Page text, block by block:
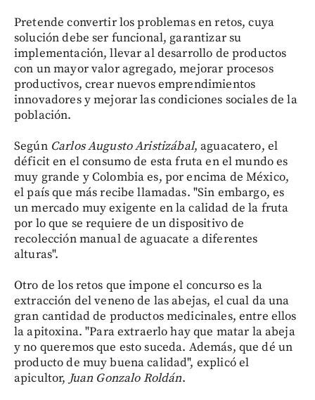
Pretende convertir los problemas en retos, cuya
solución debe ser funcional, garantizar su
implementación, llevar al desarrollo de productos
con un mayor valor agregado, mejorar procesos
productivos, crear nuevos emprendimientos
innovadores y mejorar las condiciones sociales de la
población.
Según Carlos Augusto Aristizábal, aguacatero, el
déficit en el consumo de esta fruta en el mundo es
muy grande y Colombia es, por encima de México,
el país que más recibe llamadas. "Sin embargo, es
un mercado muy exigente en la calidad de la fruta
por lo que se requiere de un dispositivo de
recolección manual de aguacate a diferentes
alturas".
Otro de los retos que impone el concurso es la
extracción del veneno de las abejas, el cual da una
gran cantidad de productos medicinales, entre ellos
la apitoxina. "Para extraerlo hay que matar la abeja
y no queremos que esto suceda. Además, que dé un
producto de muy buena calidad", explicó el
apicultor, Juan Gonzalo Roldán.